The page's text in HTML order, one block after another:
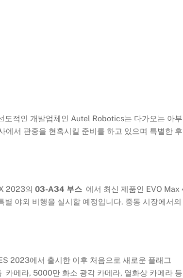
적인 개발업체인 Autel Robotics는 다가오는 아
서 관중을 현혹시킬 준비를 하고 있으며 특별한
2023의 03-A34 부스 에서 최신 제품인 EVO Max
야외 비행을 실시할 예정입니다. 중동 시장에서의
2023에서 출시한 이후 처음으로 새로운 플래그
카메라, 5000만 화소 광각 카메라, 열화상 카메라